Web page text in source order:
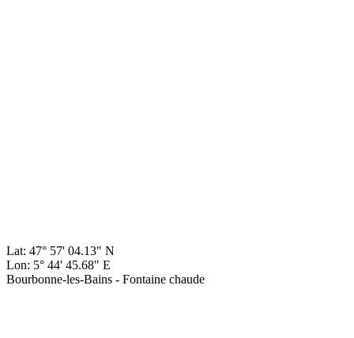
Lat: 47° 57' 04.13" N
Lon: 5° 44' 45.68" E
Bourbonne-les-Bains - Fontaine chaude